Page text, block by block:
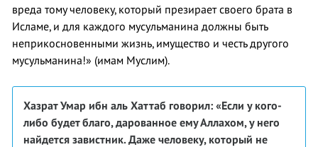
вреда тому человеку, который презирает своего брата в
Исламе, и для каждого мусульманина должны быть
неприкосновенными жизнь, имущество и честь другого
мусульманина!» (имам Муслим).
Хазрат Умар ибн аль Хаттаб говорил: «Если у кого-
либо будет благо, дарованное емуАллахом, у него
найдется завистник. Даже человеку, который не